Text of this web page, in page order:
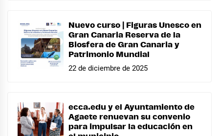
Nuevo curso | Figuras Unesco en
Gran Canaria Reserva de la
Biosfera de Gran Canaria y
Patrimonio Mundial
22 de diciembre de 2025
ecca.edu y el Ayuntamiento de
Agaete renuevan su convenio
para impulsar la educación en